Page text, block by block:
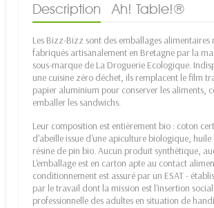
Description Ah! Table!®
Les Bizz-Bizz sont des emballages alimentaires
fabriqués artisanalement en Bretagne par la
sous-marque de La Droguerie Ecologique.
une cuisine zéro déchet, ils remplacent le film
papier aluminium pour conserver les aliments,
emballer les sandwichs.
Leur composition est entièrement bio : coton
d'abeille issue d'une apiculture biologique,
résine de pin bio. Aucun produit synthétique,
L'emballage est en carton apte au contact
conditionnement est assuré par un ESAT -
par le travail dont la mission est l'insertion
professionnelle des adultes en situation de